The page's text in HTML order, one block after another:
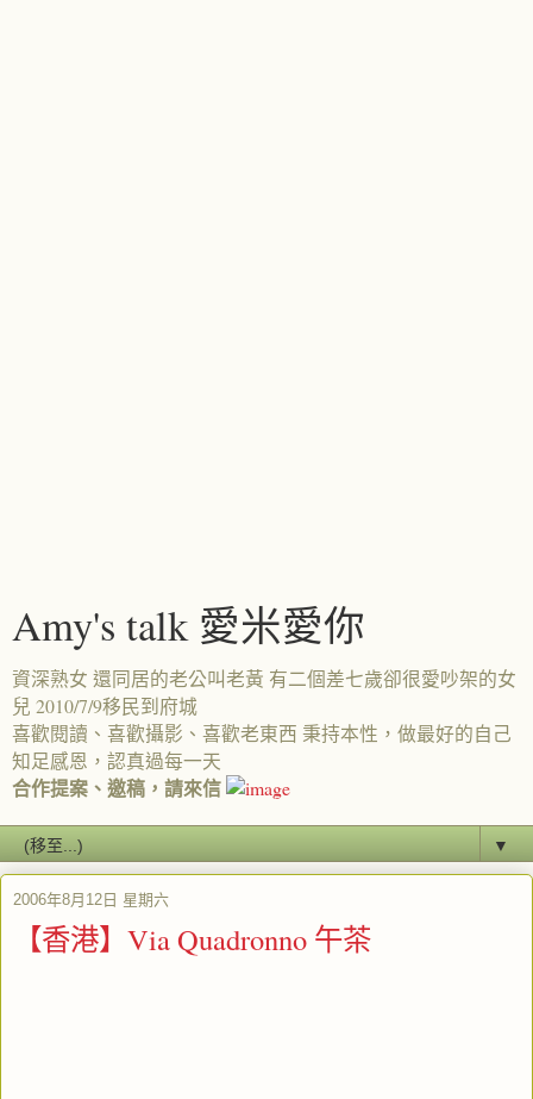
Amy's talk 愛米愛你
資深熟女 還同居的老公叫老黃 有二個差七歲卻很愛吵架的女
兒 2010/7/9移民到府城
喜歡閱讀、喜歡攝影、喜歡老東西 秉持本性，做最好的自己
知足感恩，認真過每一天
合作提案、邀稿，請來信
▼
2006年8月12日 星期六
【香港】Via Quadronno 午茶